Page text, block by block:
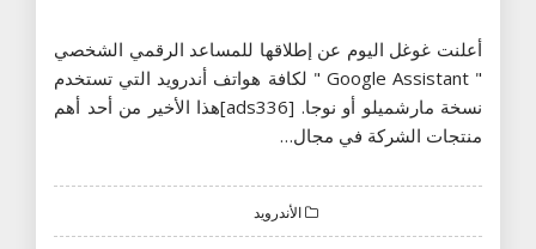
أعلنت غوغل اليوم عن إطلاقها للمساعد الرقمي الشخصي
" Google Assistant " لكافة هواتف أندرويد التي تستخدم
نسخة مارشميلو أو نوجا. [ads336]هذا الأخير من أحد أهم
منتجات الشركة في مجال…
الأندرويد